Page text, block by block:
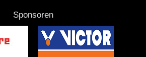
Sponsoren